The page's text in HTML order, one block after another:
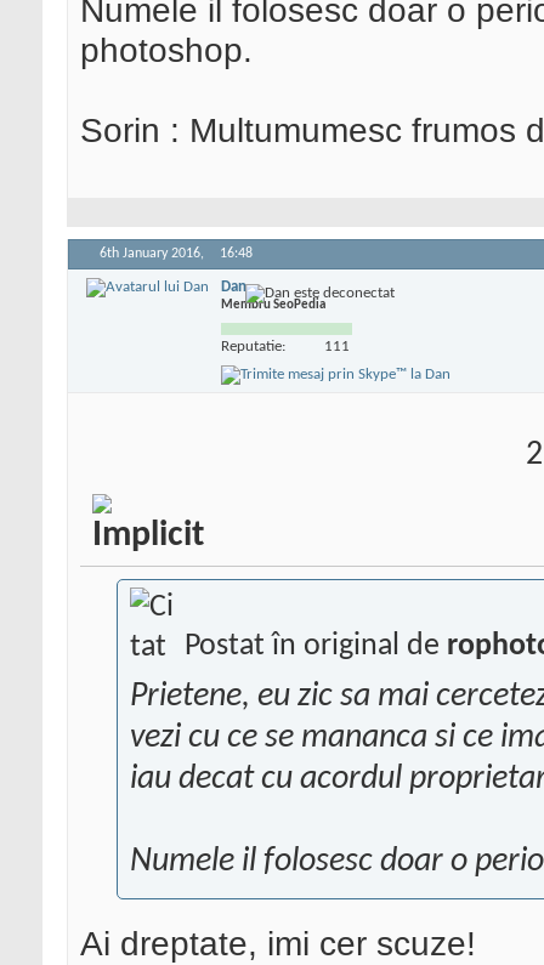
Numele il folosesc doar o
photoshop.
Sorin : Multumumesc frumos
6th January 2016, 16:48
Dan
Membru SeoPedia
Reputatie: 111
Postat în original de
Prietene, eu zic sa mai
vezi cu ce se mananca si ce
iau decat cu acordul
Numele il folosesc doar o
Ai dreptate, imi cer scuze!